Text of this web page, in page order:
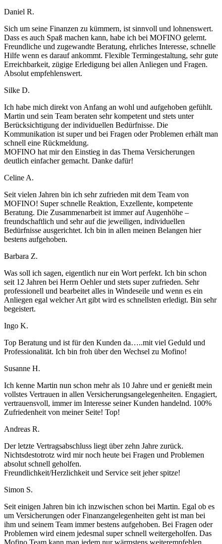
Daniel R.
Sich um seine Finanzen zu kümmern, ist sinnvoll und lohnenswert.
Dass es auch Spaß machen kann, habe ich bei MOFINO gelernt.
Freundliche und zugewandte Beratung, ehrliches Interesse, schnelle
Hilfe wenn es darauf ankommt. Flexible Termingestaltung, sehr gute
Erreichbarkeit, zügige Erledigung bei allen Anliegen und Fragen.
Absolut empfehlenswert.
Silke D.
Ich habe mich direkt von Anfang an wohl und aufgehoben gefühlt.
Martin und sein Team beraten sehr kompetent und stets unter
Berücksichtigung der individuellen Bedürfnisse. Die
Kommunikation ist super und bei Fragen oder Problemen erhält man
schnell eine Rückmeldung.
MOFINO hat mir den Einstieg in das Thema Versicherungen
deutlich einfacher gemacht. Danke dafür!
Celine A.
Seit vielen Jahren bin ich sehr zufrieden mit dem Team von
MOFINO! Super schnelle Reaktion, Exzellente, kompetente
Beratung. Die Zusammenarbeit ist immer auf Augenhöhe –
freundschaftlich und sehr auf die jeweiligen, individuellen
Bedürfnisse ausgerichtet. Ich bin in allen meinen Belangen hier
bestens aufgehoben.
Barbara Z.
Was soll ich sagen, eigentlich nur ein Wort perfekt. Ich bin schon
seit 12 Jahren bei Herrn Oehler und stets super zufrieden. Sehr
professionell und bearbeitet alles in Windeseile und wenn es ein
Anliegen egal welcher Art gibt wird es schnellsten erledigt. Bin sehr
begeistert.
Ingo K.
Top Beratung und ist für den Kunden da…..mit viel Geduld und
Professionalität. Ich bin froh über den Wechsel zu Mofino!
Susanne H.
Ich kenne Martin nun schon mehr als 10 Jahre und er genießt mein
vollstes Vertrauen in allen Versicherungsangelegenheiten. Engagiert,
vertrauensvoll, immer im Interesse seiner Kunden handelnd. 100%
Zufriedenheit von meiner Seite! Top!
Andreas R.
Der letzte Vertragsabschluss liegt über zehn Jahre zurück.
Nichtsdestotrotz wird mir noch heute bei Fragen und Problemen
absolut schnell geholfen.
Freundlichkeit/Herzlichkeit und Service seit jeher spitze!
Simon S.
Seit einigen Jahren bin ich inzwischen schon bei Martin. Egal ob es
um Versicherungen oder Finanzangelegenheiten geht ist man bei
ihm und seinem Team immer bestens aufgehoben. Bei Fragen oder
Problemen wird einem jedesmal super schnell weitergeholfen. Das